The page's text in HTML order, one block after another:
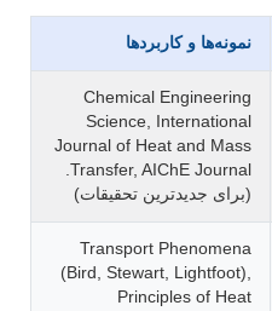
نمونه‌ها و کاربردها
Chemical Engineering
Science, International
Journal of Heat and Mass
Transfer, AIChE Journal.
(برای جدیدترین تحقیقات)
Transport Phenomena
(Bird, Stewart, Lightfoot),
Principles of Heat